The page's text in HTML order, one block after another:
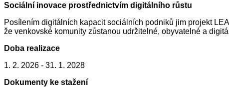
Sociální inovace prostřednictvím digitálního růstu
Posílením digitálních kapacit sociálních podniků jim projekt
že venkovské komunity zůstanou udržitelné, obyvatelné a
Doba realizace
1. 2. 2026 - 31. 1. 2028
Dokumenty ke stažení